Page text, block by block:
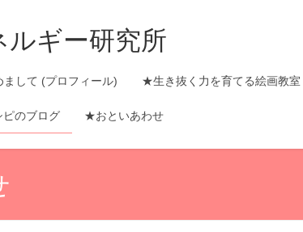
ルギー研究所
して (プロフィール) ★生き抜く力を育てる絵画教室
のブログ ★おといあわせ